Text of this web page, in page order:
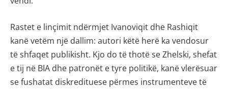
Rastet e linçimit ndërmjet Ivanoviqit dhe Rashiqit
kanë vetëm një dallim: autori këtë herë ka vendosur
të shfaqet publikisht. Kjo do të thotë se Zhelski, shefat
e tij në BIA dhe patronët e tyre politikë, kanë vlerësuar
se fushatat diskredituese përmes instrumenteve të